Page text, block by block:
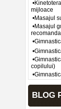
mijloace
•Masajul
•Masajul
copilului)
BLOG